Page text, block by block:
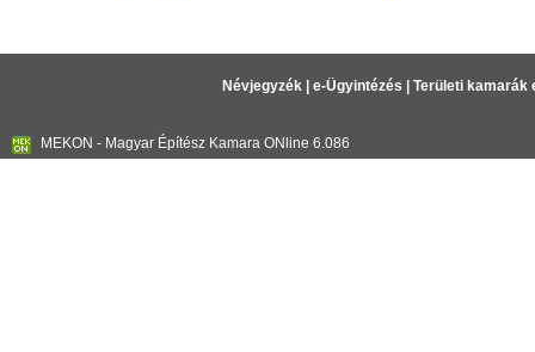
Névjegyzék| e-Ügyintézés Területi kamarák
MEKON - Magyar Építész Kamara ONline 6.086